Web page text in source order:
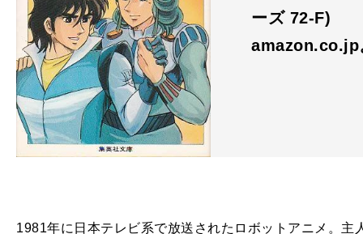
ーズ 72-F)
amazon.co.jp
1981年に日本テレビ系で放送されたロボットアニメ。